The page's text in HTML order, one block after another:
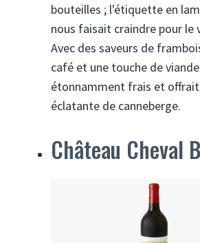
bouteilles ; l'étiquette en
nous faisait craindre pour le
Avec des saveurs de
café et une touche de
étonnamment frais et
éclatante de canneberge.
Château Cheval